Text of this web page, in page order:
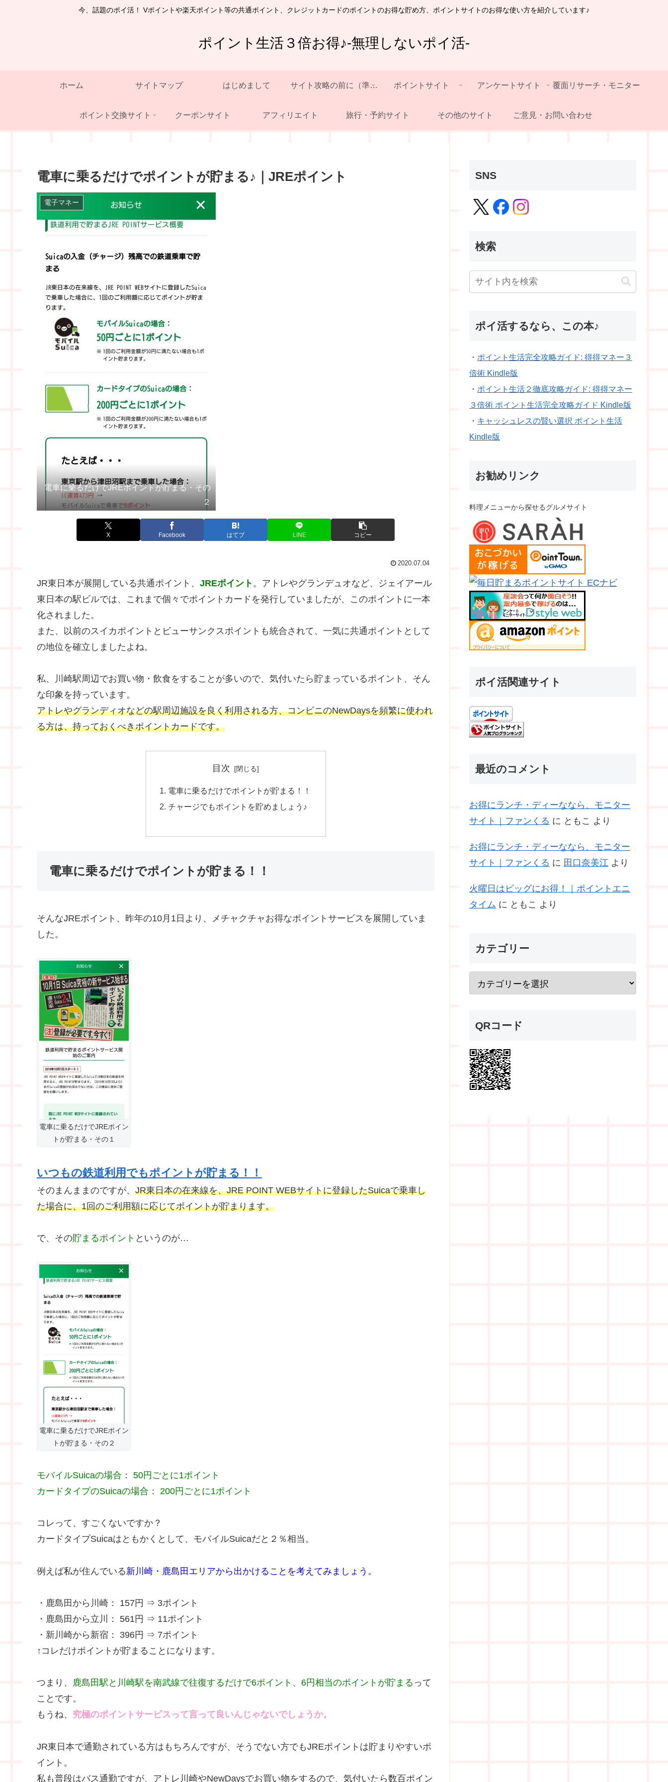
今、話題のポイ活！ Vポイントや楽天ポイント等の共通ポイント、クレジットカードのポイントのお得な貯め方、ポイントサイトのお得な使い方を紹介しています♪
ポイント生活３倍お得♪-無理しないポイ活-
ホーム サイトマップ はじめまして サイト攻略の前に（準備） ポイントサイト アンケートサイト 覆面リサーチ・モニター
ポイント交換サイト クーポンサイト アフィリエイト 旅行・予約サイト その他のサイト ご意見・お問い合わせ
電車に乗るだけでポイントが貯まる♪｜JREポイント
電子マネー
電車に乗るだけでJREポイントが貯まる・その
２
X Facebook はてブ LINE コピー
2020.07.04
JR東日本が展開している共通ポイント、 JREポイント 。アトレやグランデュオなど、ジェイアール
東日本の駅ビルでは、これまで個々でポイントカードを発行していましたが、このポイントに一本
化されました。
また、以前のスイカポイントとビューサンクスポイントも統合されて、一気に共通ポイントとして
の地位を確立しましたよね。
私、川崎駅周辺でお買い物・飲食をすることが多いので、気付いたら貯まっているポイント、そん
な印象を持っています。
アトレやグランディオなどの駅周辺施設を良く利用される方、コンビニのNewDaysを頻繁に使われ
る方は、持っておくべきポイントカードです。
目次
電車に乗るだけでポイントが貯まる！！
チャージでもポイントを貯めましょう♪
電車に乗るだけでポイントが貯まる！！
そんなJREポイント、昨年の10月1日より、メチャクチャお得なポイントサービスを展開していま
した。
電車に乗るだけでJREポイン
トが貯まる・その１
いつもの鉄道利用でもポイントが貯まる！！
そのまんままのですが、 JR東日本の在来線を、JRE POINT WEBサイトに登録したSuicaで乗車し
た場合に、1回のご利用額に応じてポイントが貯まります。
で、その貯まるポイント というのが…
電車に乗るだけでJREポイン
トが貯まる・その２
モバイルSuicaの場合： 50円ごとに1ポイント
カードタイプのSuicaの場合： 200円ごとに1ポイント
コレって、すごくないですか？
カードタイプSuicaはともかくとして、モバイルSuicaだと２％相当。
例えば私が住んでいる新川崎・鹿島田エリアから出かけることを考えてみましょう。
・鹿島田から川崎： 157円 ⇒ 3ポイント
・鹿島田から立川： 561円 ⇒ 11ポイント
・新川崎から新宿： 396円 ⇒ 7ポイント
↑コレだけポイントが貯まることになります。
つまり、 鹿島田駅と川崎駅を南武線で往復するだけで6ポイント、6円相当のポイントが貯まる って
ことです。
もうね、 究極のポイントサービスって言って良いんじゃないでしょうか。
JR東日本で通勤されている方はもちろんですが、そうでない方でもJREポイントは貯まりやすいポ
イント。
私も普段はバス通勤ですが、アトレ川崎やNewDaysでお買い物をするので、気付いたら数百ポイン
SNS
検索
ポイ活するなら、この本♪
・ ポイント生活完全攻略ガイド: 得得マネー３
倍術 Kindle版
・ ポイント生活２徹底攻略ガイド: 得得マネー
３倍術 ポイント生活完全攻略ガイド Kindle版
・ キャッシュレスの賢い選択 ポイント生活
Kindle版
お勧めリンク
料理メニューから探せるグルメサイト
ポイ活関連サイト
最近のコメント
お得にランチ・ディーななら、モニター
サイト｜ファンくる に ともこ より
お得にランチ・ディーななら、モニター
サイト｜ファンくる に 田口奈美江 より
火曜日はビッグにお得！｜ポイントエニ
タイム に ともこ より
カテゴリー
QRコード